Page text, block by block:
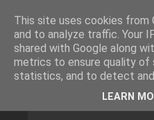
This site uses cookies
and to analyze traffic. Your
shared with Google along
metrics to ensure quality of
statistics, and to detect and
LEARN